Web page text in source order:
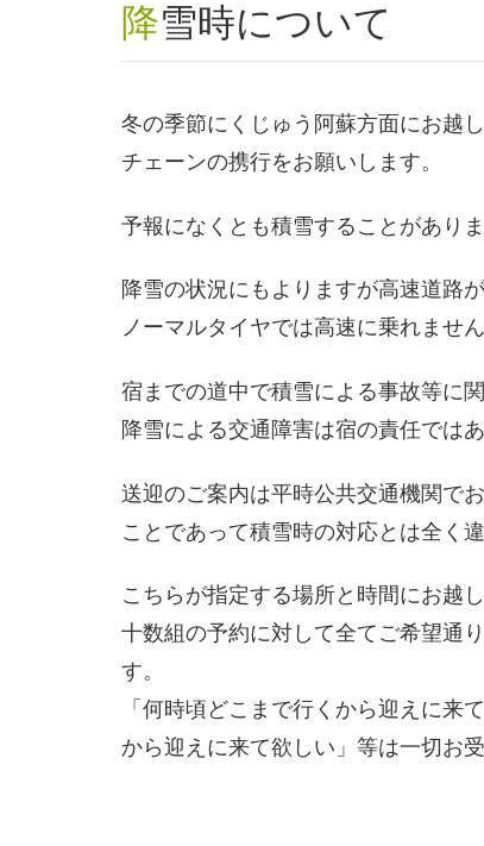
降雪時について
冬の季節にくじゅう阿蘇方面にお越
チェーンの携行をお願いします。
予報になくとも積雪することがありま
降雪の状況にもよりますが高速道路
ノーマルタイヤでは高速に乗れませ
宿までの道中で積雪による事故等に
降雪による交通障害は宿の責任ではあ
送迎のご案内は平時公共交通機関で
ことであって積雪時の対応とは全く
こちらが指定する場所と時間にお越
十数組の予約に対して全てご希望通
す。
「何時頃どこまで行くから迎えに来
から迎えに来て欲しい」等は一切お